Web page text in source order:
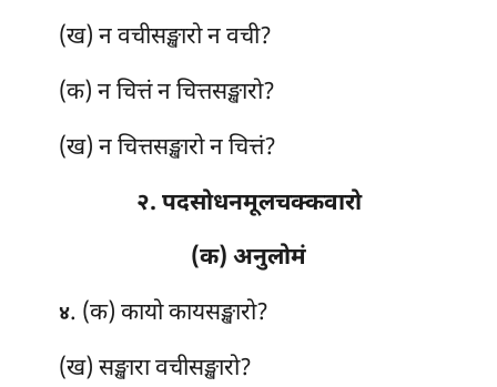
(ख) न वचीसङ्खारो न वची?
(क) न चित्तं न चित्तसङ्खारो?
(ख) न चित्तसङ्खारो न चित्तं?
२. पदसोधनमूलचक्कवारो
(क) अनुलोमं
४. (क) कायोकायसङ्खारो?
(ख) सङ्खारा वचीसङ्खारो?